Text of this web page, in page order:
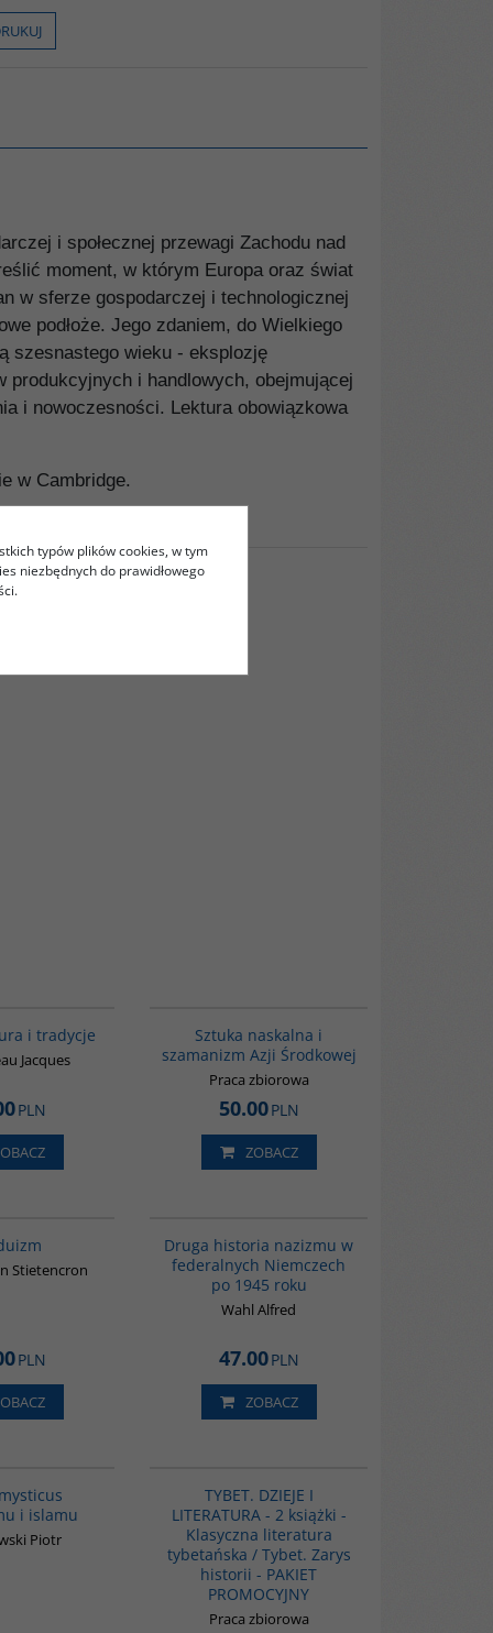
i społecznej przewagi Zachodu nad
moment, w którym Europa oraz świat
w sferze gospodarczej i technologicznej
podłoże. Jego zdaniem, do Wielkiego
szesnastego wieku - eksplozję
i handlowych, obejmującej
i nowoczesności. Lektura obowiązkowa
w Cambridge.
i tradycje
Jacques
PLN
Sztuka naskalna i
szamanizm Azji Środkowej
Praca zbiorowa
50.00PLN
ZOBACZ
Stietencron
PLN
Druga historia nazizmu w
federalnych Niemczech
po 1945 roku
Wahl Alfred
47.00PLN
ZOBACZ
i islamu
Piotr
TYBET. DZIEJE I
LITERATURA - 2 książki -
Klasyczna literatura
tybetańska / Tybet. Zarys
historii - PAKIET
PROMOCYJNY
Praca zbiorowa
typów plików cookies, w tym
niezbędnych do prawidłowego